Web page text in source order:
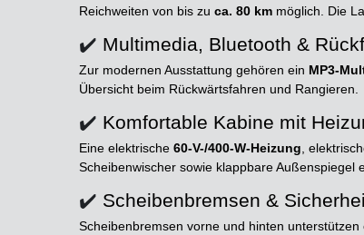
Reichweiten von bis zu ca. 80 km möglich. Die
✔️ Multimedia, Bluetooth &
Zur modernen Ausstattung gehören ein MP3-
Übersicht beim Rückwärtsfahren und Rangieren.
✔️ Komfortable Kabine mit
Eine elektrische 60-V-/400-W-Heizung,
Scheibenwischer sowie klappbare Außenspiegel
✔️ Scheibenbremsen &
Scheibenbremsen vorne und hinten